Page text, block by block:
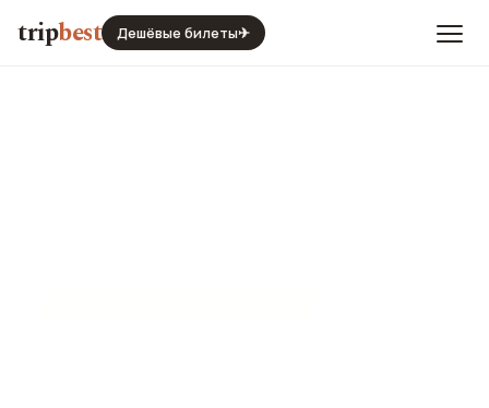
tripbest Дешёвые билеты✈